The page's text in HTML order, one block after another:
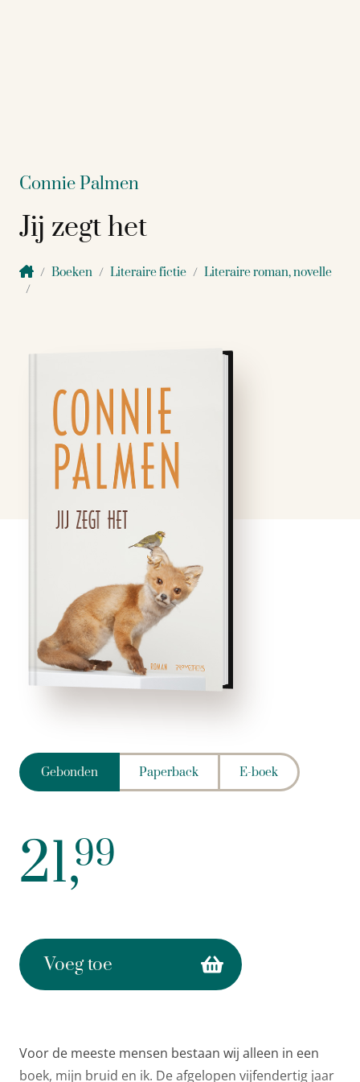
Connie Palmen
Jij zegt het
Boeken Literaire fictie Literaire roman, novelle
Voor de meeste mensen
bestaan wij alleen in een
afgelopen vijfendertig jaar
heb ik met een machteloos
afgrijzen moeten aanzien
hoe onze echte levens
bedolven raakten onder
een modderstroom van
apocriefe verhalen, valse
getuigenissen, …
Gebonden Paperback E-boek
21,99
Voeg toe
Voor de meeste mensen bestaan wij alleen in een
boek, mijn bruid en ik. De afgelopen vijfendertig jaar